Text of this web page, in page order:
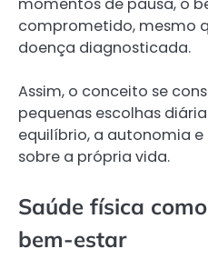
comprometido, mesmo
doença diagnosticada.
Assim, o conceito se
pequenas escolhas
equilíbrio, a autonomia
sobre a própria vida.
Saúde física
bem-estar